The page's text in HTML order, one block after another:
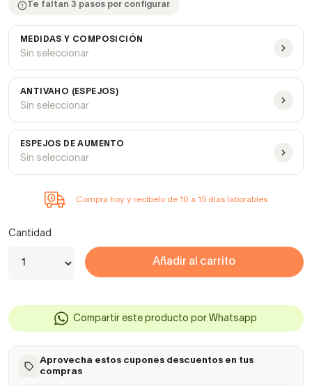
Te faltan 3 pasos por configurar
MEDIDAS Y COMPOSICIÓN
Sin seleccionar
ANTIVAHO (ESPEJOS)
Sin seleccionar
ESPEJOS DE AUMENTO
Sin seleccionar
Compra hoy y recíbelo de 10 a 15 días laborables
Cantidad
Añadir al carrito
Compartir este producto por Whatsapp
Aprovecha estos cupones descuentos en tus
compras